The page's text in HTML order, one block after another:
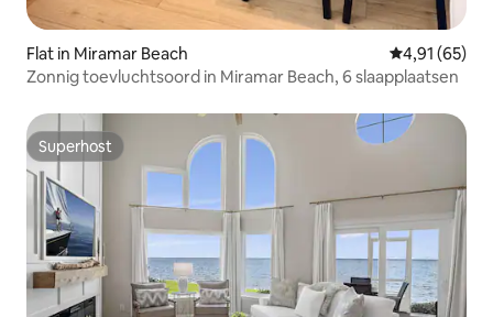
Flat in Miramar Beach Gemiddelde
4,91 (65)
Zonnig toevluchtsoord in Miramar Beach, 6 slaapplaatsen
Superhost
Superhost